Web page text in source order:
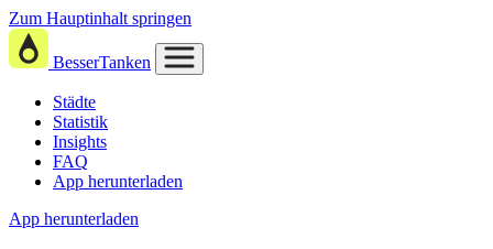
Zum Hauptinhalt springen
BesserTanken
Städte
Statistik
Insights
FAQ
App herunterladen
App herunterladen